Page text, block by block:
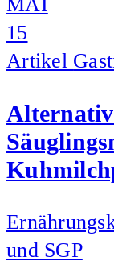
15
Artikel
und SGP